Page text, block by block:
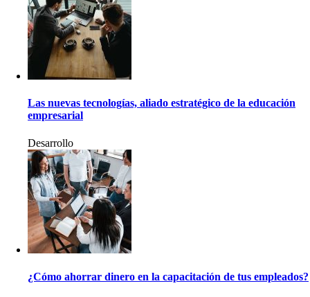
Las nuevas tecnologías, aliado estratégico de la educación
empresarial
Desarrollo
¿Cómo ahorrar dinero en la capacitación de tus empleados?